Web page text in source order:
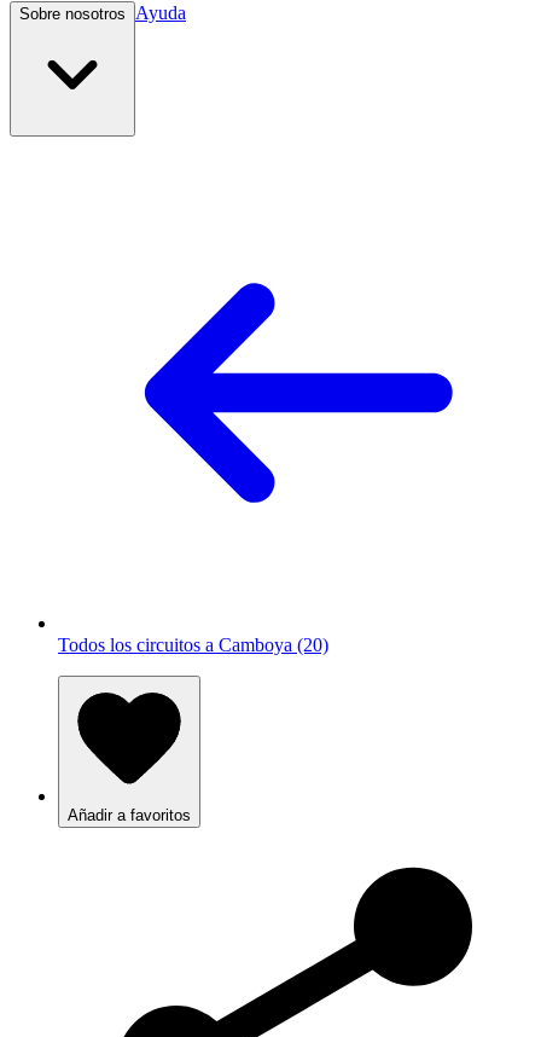
Sobre nosotros Ayuda
Todos los circuitos a Camboya (20)
Añadir a favoritos